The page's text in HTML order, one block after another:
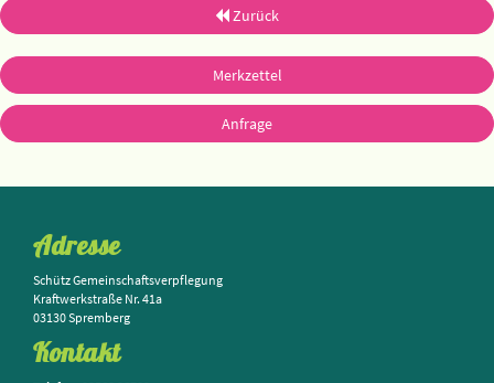
Zurück
Merkzettel
Anfrage
Adresse
Schütz Gemeinschaftsverpflegung
Kraftwerkstraße Nr. 41a
03130 Spremberg
Kontakt